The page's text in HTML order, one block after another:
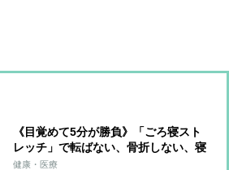
《目覚めて5分が勝負》「ごろ寝スト
レッチ」で転ばない、骨折しない、寝
たきりにならない体に
健康・医療